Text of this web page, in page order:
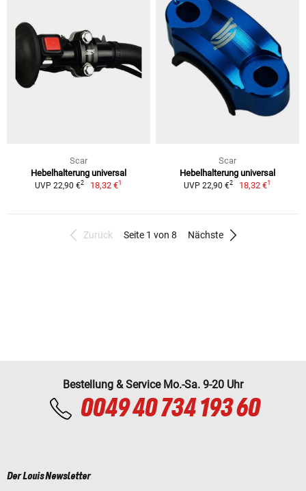
Scar
Hebelhalterung universal
UVP 22,90 €2 18,32 €1
Scar
Hebelhalterung universal
UVP 22,90 €2 18,32 €1
Zurück Seite 1 von 8 Nächste
Bestellung & Service Mo.-Sa. 9-20 Uhr
0049 40 734 193 60
Der Louis Newsletter